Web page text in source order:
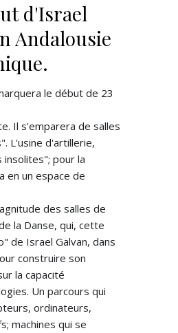
d'Israel
Andalousie
le début de 23
Il s'emparera de salles
L'usine d'artillerie,
pour la
en un espace de
des salles de
la Danse, qui, cette
de Israel Galvan, dans
construire son
la capacité
Un parcours qui
ordinateurs,
machines qui se